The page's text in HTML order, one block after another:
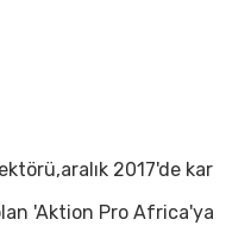
2017'de kar
'Aktion Pro Africa'ya